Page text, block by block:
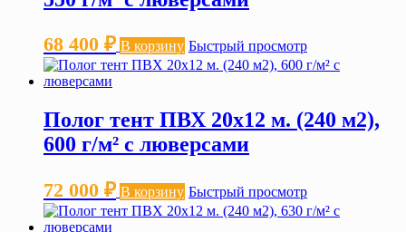
68 400 ₽ В корзину Быстрый просмотр
Полог тент ПВХ 20х12 м. (240 м2),
600 г/м² с люверсами
72 000 ₽ В корзину Быстрый просмотр